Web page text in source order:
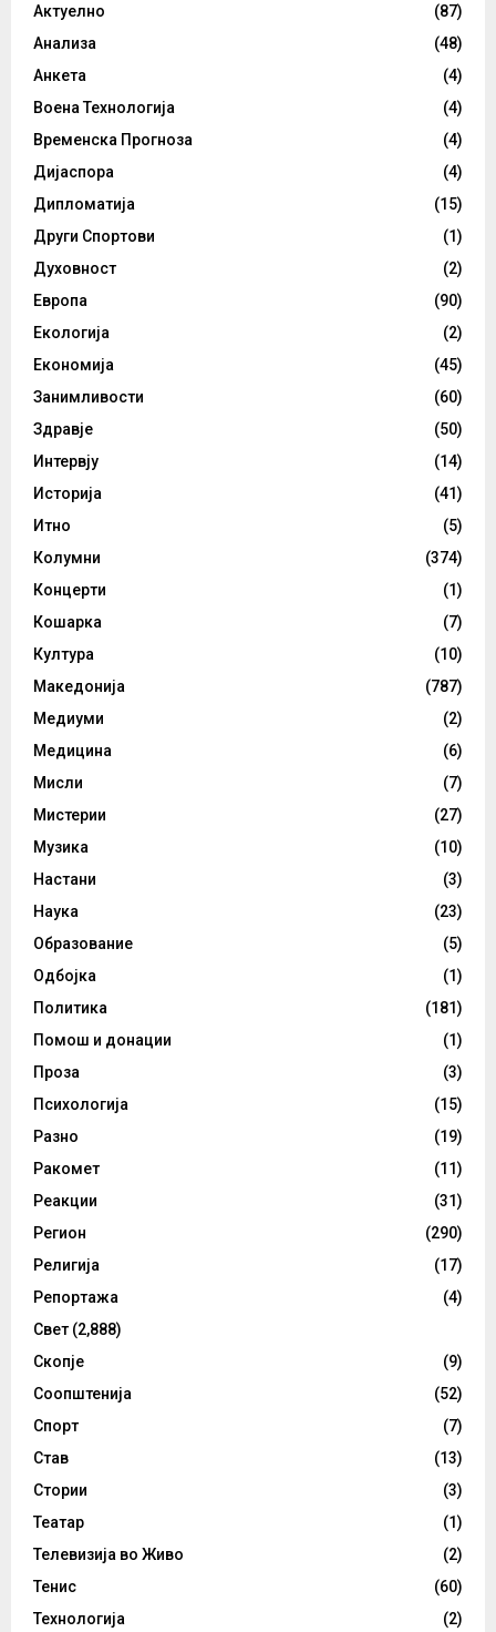
Актуелно
(87)
Анализа
(48)
Анкета
(4)
Воена Технологија
(4)
Временска Прогноза
(4)
Дијаспора
(4)
Дипломатија
(15)
Други Спортови
(1)
Духовност
(2)
Европа
(90)
Екологија
(2)
Економија
(45)
Занимливости
(60)
Здравје
(50)
Интервју
(14)
Историја
(41)
Итно
(5)
Колумни
(374)
Концерти
(1)
Кошарка
(7)
Култура
(10)
Македонија
(787)
Медиуми
(2)
Медицина
(6)
Мисли
(7)
Мистерии
(27)
Музика
(10)
Настани
(3)
Наука
(23)
Образование
(5)
Одбојка
(1)
Политика
(181)
Помош и донации
(1)
Проза
(3)
Психологија
(15)
Разно
(19)
Ракомет
(11)
Реакции
(31)
Регион
(290)
Религија
(17)
Репортажа
(4)
Свет (2,888)
Скопје
(9)
Соопштенија
(52)
Спорт
(7)
Став
(13)
Стории
(3)
Театар
(1)
Телевизија во Живо
(2)
Тенис
(60)
Технологија
(2)